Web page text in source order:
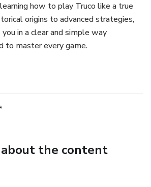
how to play Truco like a true
origins to advanced strategies,
in a clear and simple way
to master every game.
the content